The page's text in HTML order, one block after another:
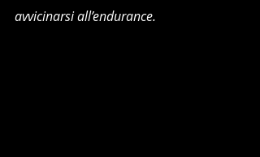
avvicinarsi all’endurance.